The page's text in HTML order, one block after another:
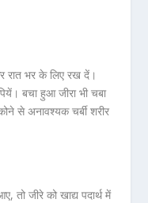
रात भर के लिए रख दें।
बचा हुआ जीरा भी चबा
से अनावश्यक चर्बी शरीर
तो जीरे को खाद्य पदार्थ में